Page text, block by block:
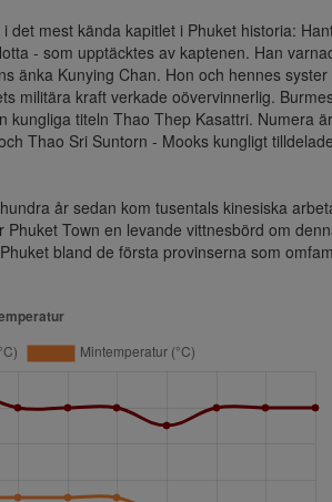
det mest kända kapitlet i Phuket historia:
- som upptäcktes av kaptenen. Han
änka Kunying Chan. Hon och hennes
militära kraft verkade oövervinnerlig.
kungliga titeln Thao Thep Kasattri.
Thao Sri Suntorn - Mooks kungligt
år sedan kom tusentals kinesiska
Town en levande vittnesbörd om
bland de första provinserna som